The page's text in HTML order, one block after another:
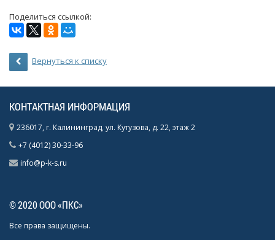
Поделиться ссылкой:
Вернуться к списку
КОНТАКТНАЯ ИНФОРМАЦИЯ
236017, г. Калининград, ул. Кутузова, д. 22, этаж 2
+7 (4012) 30-33-96
info@p-k-s.ru
© 2020 ООО «ПКС»
Все права защищены.